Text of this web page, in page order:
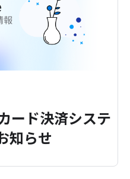
ド決済システ
知らせ